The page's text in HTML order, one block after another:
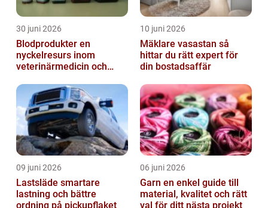
30 juni 2026
Blodprodukter en
nyckelresurs inom
veterinärmedicin och
10 juni 2026
Mäklare vasastan så
hittar du rätt expert för
din bostadsaffär
09 juni 2026
Lastsläde smartare
lastning och bättre
ordning på pickupflaket
06 juni 2026
Garn en enkel guide till
material, kvalitet och rätt
val för ditt nästa projekt